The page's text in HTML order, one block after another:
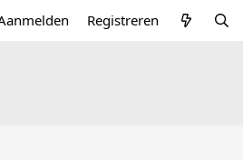
Registreren